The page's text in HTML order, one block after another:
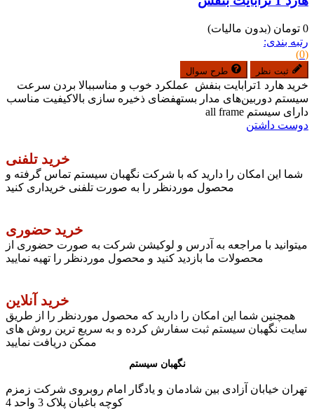
0 تومان
(بدون مالیات)
رتبه بندی:
(0)
ثبت نظر طرح سوال
خرید هارد 1ترابایت بنفش عملکرد خوب و مناسببالا بردن سرعت
سیستم دوربین‌های مدار بستهفضای ذخیره سازی بالاکیفیت مناسب
دارای سیستم all frame
دوست داشتن
خرید تلفنی
شما این امکان را دارید که با شرکت نگهبان سیستم تماس گرفته و
محصول موردنظر را به صورت تلفنی خریداری کنید
خرید حضوری
میتوانید با مراجعه به آدرس و لوکیشن شرکت به صورت حضوری از
محصولات ما بازدید کنید و محصول موردنظر را تهیه نمایید
خرید آنلاین
همچنین شما این امکان را دارید که محصول موردنظر را از طریق
سایت نگهبان سیستم ثبت سفارش کرده و به سریع ترین روش های
ممکن دریافت نمایید
نگهبان سیستم
تهران خیابان آزادی بین شادمان و یادگار امام روبروی شرکت زمزم
کوچه باغبان پلاک 3 واحد 4